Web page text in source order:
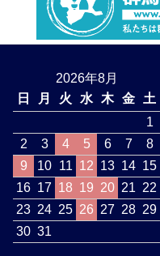
2026年8月
日
月 火 水 木 金
土
1
2
3 4 5 6 7
8
9
10 11 12 13 14 15
16 17 18 19 20 21 22
23 24 25 26 27 28 29
30 31